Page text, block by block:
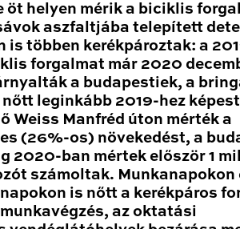
öt helyen mérik a biciklis
aszfaltjába telepített
is többen kerékpároztak: a
forgalmat már 2020
a budapestiek, a
leginkább 2019-hez
Weiss Manfréd úton mérték a
(26%-os) növekedést, a
2020-ban mértek először 1
számoltak. Munkanapokon
is nőtt a kerékpáros
az oktatási